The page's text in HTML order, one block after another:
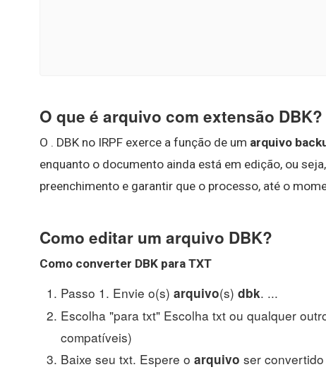
O que é arquivo com extensão DBK?
O . DBK no IRPF exerce a função de um arquivo
enquanto o documento ainda está em edição, ou
preenchimento e garantir que o processo, até o
Como editar um arquivo DBK?
Como converter DBK para TXT
Passo 1. Envie o(s) arquivo(s) dbk. ...
Escolha "para txt" Escolha txt ou qualquer
compatíveis)
Baixe seu txt. Espere o arquivo ser